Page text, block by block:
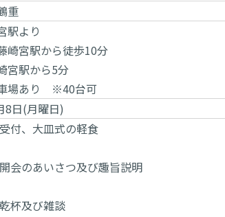
重
駅より
崎宮駅から徒歩10分
宮駅から5分
場あり ※40台可
8日(月曜日)
付、大皿式の軽食
会のあいさつ及び趣旨説明
杯及び雑談